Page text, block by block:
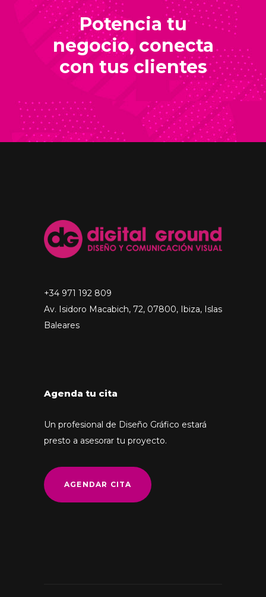
Potencia tu
negocio, conecta
con tus clientes
+34 971 192 809
Av. Isidoro Macabich, 72, 07800, Ibiza, Islas
Baleares
Agenda tu cita
Un profesional de Diseño Gráfico estará
presto a asesorar tu proyecto.
AGENDAR CITA